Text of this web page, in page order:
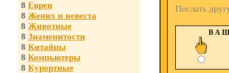
8 Евреи
8 Жених и невеста
8 Животные
8 Знаменитости
8 Китайцы
8 Компьютеры
8 Курортные
Послать
В А